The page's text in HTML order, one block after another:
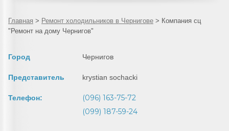
Главная > Ремонт холодильников в Чернигове > Компания сц
"Ремонт на дому Чернигов"
Город Чернигов
Представитель krystian sochacki
Телефон:
(096) 163-75-72
(099) 187-59-24